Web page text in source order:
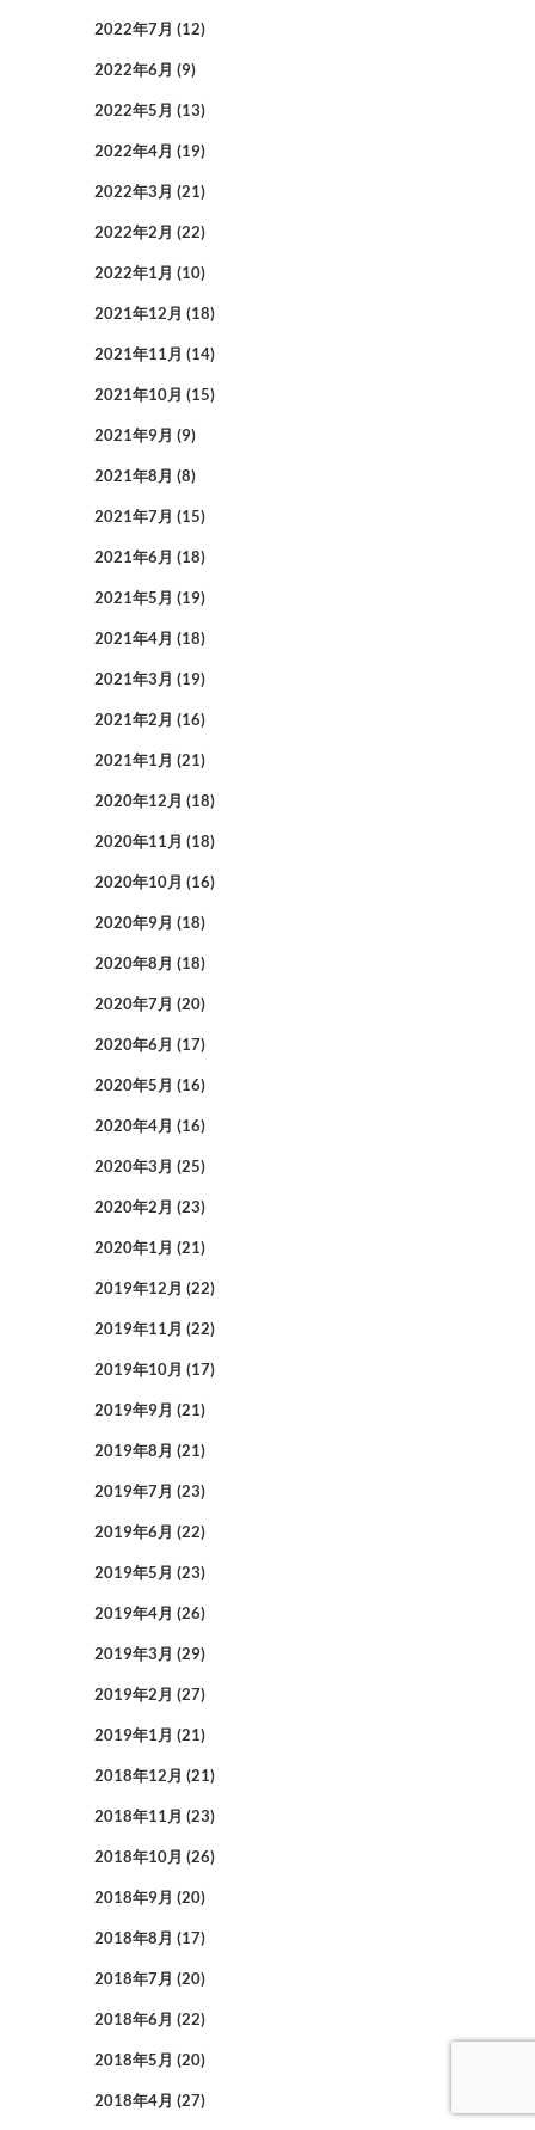
2022年7月 (12)
2022年6月 (9)
2022年5月 (13)
2022年4月 (19)
2022年3月 (21)
2022年2月 (22)
2022年1月 (10)
2021年12月 (18)
2021年11月 (14)
2021年10月 (15)
2021年9月 (9)
2021年8月 (8)
2021年7月 (15)
2021年6月 (18)
2021年5月 (19)
2021年4月 (18)
2021年3月 (19)
2021年2月 (16)
2021年1月 (21)
2020年12月 (18)
2020年11月 (18)
2020年10月 (16)
2020年9月 (18)
2020年8月 (18)
2020年7月 (20)
2020年6月 (17)
2020年5月 (16)
2020年4月 (16)
2020年3月 (25)
2020年2月 (23)
2020年1月 (21)
2019年12月 (22)
2019年11月 (22)
2019年10月 (17)
2019年9月 (21)
2019年8月 (21)
2019年7月 (23)
2019年6月 (22)
2019年5月 (23)
2019年4月 (26)
2019年3月 (29)
2019年2月 (27)
2019年1月 (21)
2018年12月 (21)
2018年11月 (23)
2018年10月 (26)
2018年9月 (20)
2018年8月 (17)
2018年7月 (20)
2018年6月 (22)
2018年5月 (20)
2018年4月 (27)